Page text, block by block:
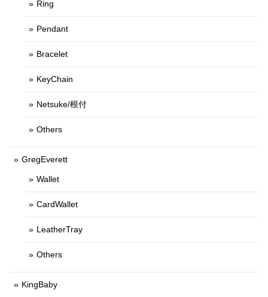
Ring
Pendant
Bracelet
KeyChain
Netsuke/根付
Others
GregEverett
Wallet
CardWallet
LeatherTray
Others
KingBaby